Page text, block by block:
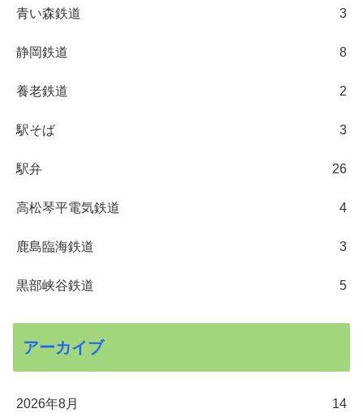
青い森鉄道 3
静岡鉄道 8
養老鉄道 2
駅そば 3
駅弁 26
高松琴平電気鉄道 4
鹿島臨海鉄道 3
黒部峡谷鉄道 5
アーカイブ
2026年8月 14